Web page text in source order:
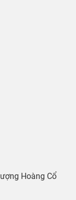
Hoàng Cổ